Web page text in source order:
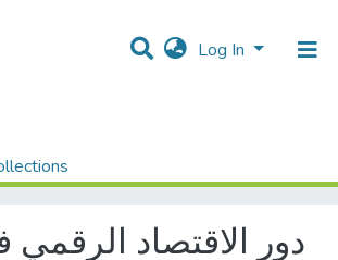
Log In
دور الاقتصاد الرقمي في تحقيق التنمية المستدامة في الدول العربية
دور الاقتصاد